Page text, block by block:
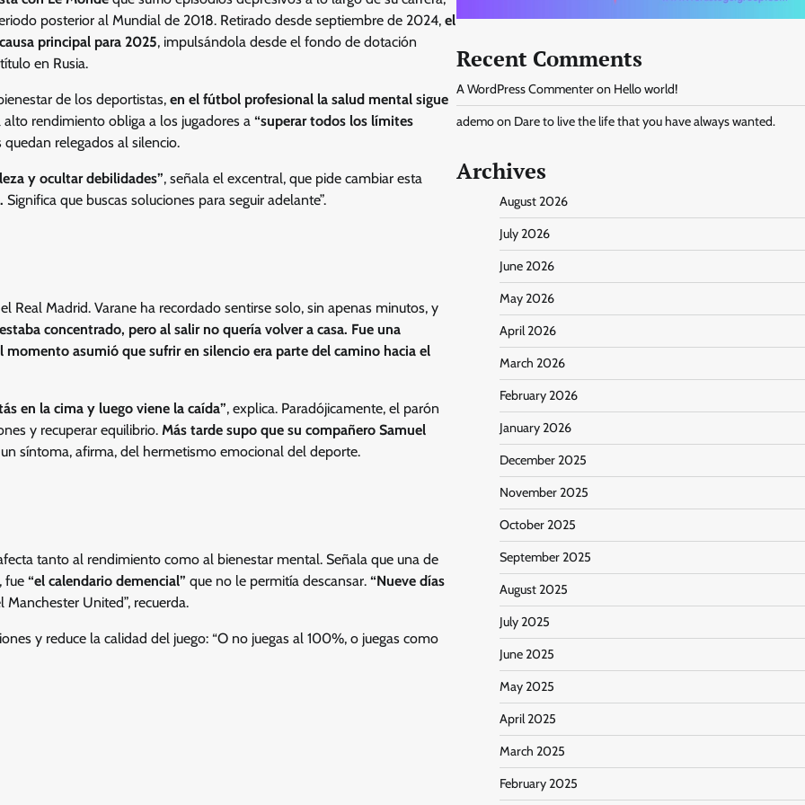
posterior al Mundial de 2018. Retirado desde septiembre de 2024, el
principal para 2025, impulsándola desde el fondo de dotación
en Rusia.
de los deportistas, en el fútbol profesional la salud mental sigue
rendimiento obliga a los jugadores a “superar todos los límites
relegados al silencio.
y ocultar debilidades”, señala el excentral, que pide cambiar esta
Significa que buscas soluciones para seguir adelante”.
Real Madrid. Varane ha recordado sentirse solo, sin apenas minutos, y
concentrado, pero al salir no quería volver a casa. Fue una
momento asumió que sufrir en silencio era parte del camino hacia el
en la cima y luego viene la caída”, explica. Paradójicamente, el parón
y recuperar equilibrio. Más tarde supo que su compañero Samuel
síntoma, afirma, del hermetismo emocional del deporte.
tanto al rendimiento como al bienestar mental. Señala que una de
fue “el calendario demencial” que no le permitía descansar. “Nueve días
Manchester United”, recuerda.
y reduce la calidad del juego: “O no juegas al 100%, o juegas como
Recent Comments
A WordPress Commenteron Hello world!
ademoon Dare to live the life that you have always wanted.
Archives
August 2026
July 2026
June 2026
May 2026
April 2026
March 2026
February 2026
January 2026
December 2025
November 2025
October 2025
September 2025
August 2025
July 2025
June 2025
May 2025
April 2025
March 2025
February 2025